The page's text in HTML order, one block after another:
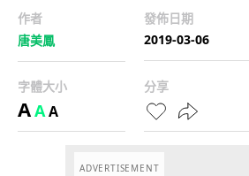
作者
唐美鳳
發佈日期
2019-03-06
字體大小
AAA
分享
ADVERTISEMENT